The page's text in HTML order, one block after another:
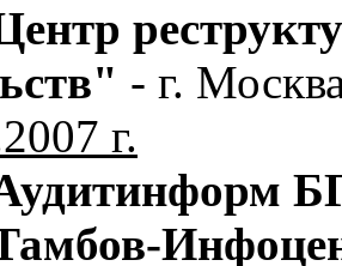
- г.
г.